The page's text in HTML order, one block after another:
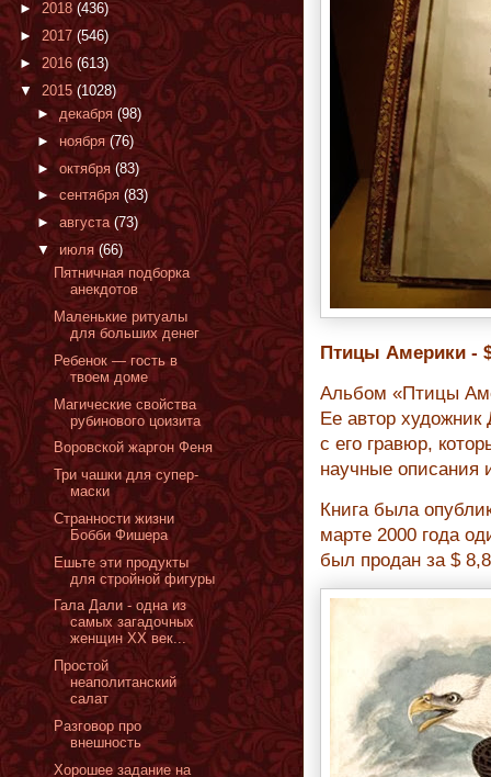
Птицы Америки -
Альбом «Птицы
Ее автор
с его гравюр,
научные описания
Книга была
марте 2000 года
был продан за $
►2018 (436)
► 2017 (546)
► 2016(613)
▼ 2015 (1028)
►декабря (98)
► ноября(76)
►октября (83)
► сентября (83)
► августа (73)
▼ июля (66)
Пятничная подборка
анекдотов
Маленькие ритуалы
для больших денег
Ребенок — гость в
твоем доме
Магические свойства
рубинового цоизита
Воровской жаргон Феня
Три чашки для супер-
маски
Странности жизни
Бобби Фишера
Ешьте эти продукты
для стройной фигуры
Гала Дали - одна из
самых загадочных
женщин ХХ век...
Простой
неаполитанский
салат
Разговор про
внешность
Хорошее задание на